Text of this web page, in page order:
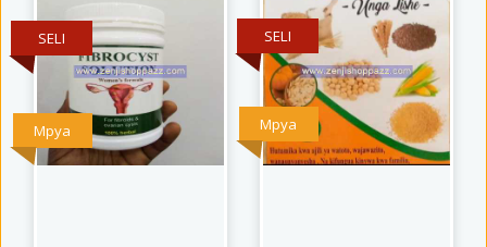
Mpya
SELI
Mpya
SELI